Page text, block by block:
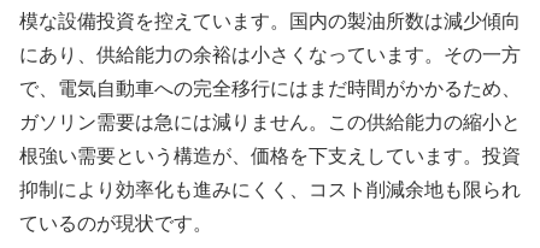
模な設備投資を控えています。国内の製油所数は減少傾向
にあり、供給能力の余裕は小さくなっています。その一方
で、電気自動車への完全移行にはまだ時間がかかるため、
ガソリン需要は急には減りません。この供給能力の縮小と
根強い需要という構造が、価格を下支えしています。投資
抑制により効率化も進みにくく、コスト削減余地も限られ
ているのが現状です。